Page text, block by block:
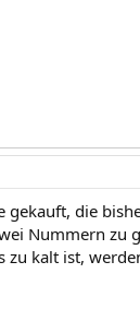
gekauft, die
Nummern
zu kalt ist,